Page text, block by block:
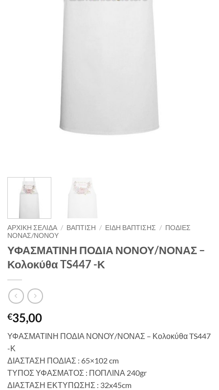
ΑΡΧΙΚΉ ΣΕΛΊΔΑ / ΒΑΠΤΙΣΗ / ΕΙΔΗ ΒΑΠΤΙΣΗΣ / ΠΟΔΙΕΣ
ΝΟΝΑΣ/ΝΟΝΟΥ
ΥΦΑΣΜΑΤΙΝΗ ΠΟΔΙΑ ΝΟΝΟΥ/ΝΟΝΑΣ –
Κολοκύθα TS447 -Κ
€35,00
ΥΦΑΣΜΑΤΙΝΗ ΠΟΔΙΑ ΝΟΝΟΥ/ΝΟΝΑΣ – Κολοκύθα TS447
-Κ
ΔΙΑΣΤΑΣΗ ΠΟΔΙΑΣ : 65×102 cm
ΤΥΠΟΣ ΥΦΑΣΜΑΤΟΣ : ΠΟΠΛΙΝΑ 240gr
ΔΙΑΣΤΑΣΗ ΕΚΤΥΠΩΣΗΣ : 32x45cm